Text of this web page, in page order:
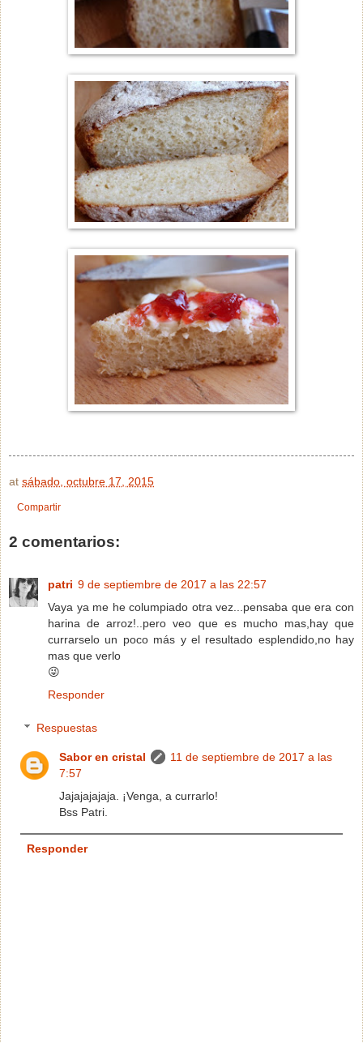
at sábado, octubre 17, 2015
Compartir
2 comentarios:
patri 9 de septiembre de 2017 a las 22:57
Vaya ya me he columpiado otra vez...pensaba que era con
harina de arroz!..pero veo que es mucho mas,hay que
currarselo un poco más y el resultado esplendido,no hay
mas que verlo
😜
Responder
Respuestas
Sabor en cristal
11 de septiembre de 2017 a las
7:57
Jajajajajaja. ¡Venga, a currarlo!
Bss Patri.
Responder